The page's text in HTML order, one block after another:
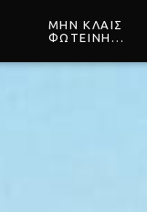
ΜΗΝ ΚΛΑΙΣ
ΦΩΤΕΙΝΗ